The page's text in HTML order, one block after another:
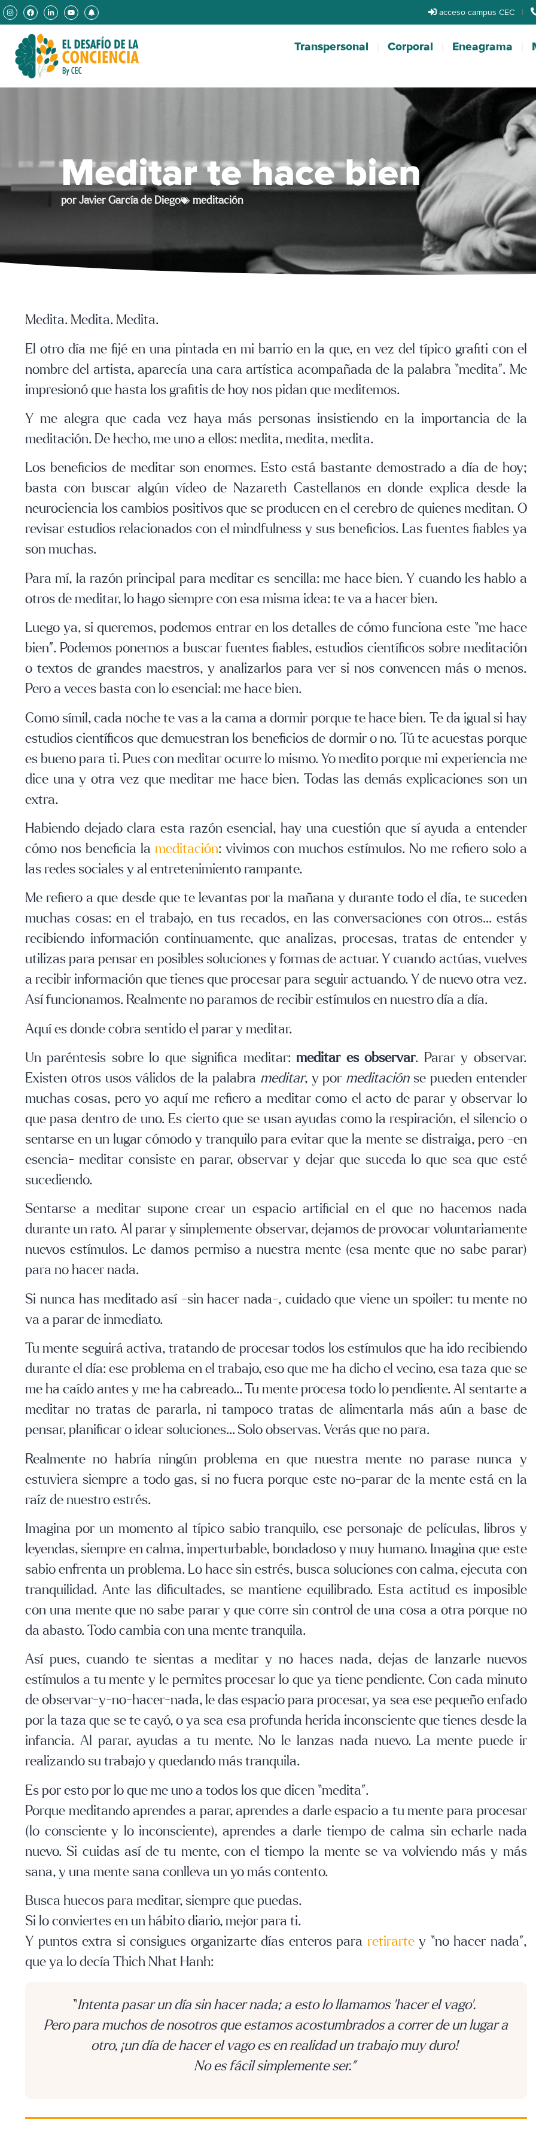
acceso campus CEC |
Transpersonal Corporal Eneagrama
Meditar te hace bien
por Javier García de Diego meditación
Medita. Medita. Medita.
El otro día me fijé en una pintada en mi barrio en la que, en vez del típico grafiti con el
nombre del artista, aparecía una cara artística acompañada de la palabra “medita”. Me
impresionó que hasta los grafitis de hoy nos pidan que meditemos.
Y me alegra que cada vez haya más personas insistiendo en la importancia de la
meditación. De hecho, me uno a ellos: medita, medita, medita.
Los beneficios de meditar son enormes. Esto está bastante demostrado a día de hoy;
basta con buscar algún vídeo de Nazareth Castellanos en donde explica desde la
neurociencia los cambios positivos que se producen en el cerebro de quienes meditan. O
revisar estudios relacionados con el mindfulness y sus beneficios. Las fuentes fiables ya
son muchas.
Para mí, la razón principal para meditar es sencilla: me hace bien. Y cuando les hablo a
otros de meditar, lo hago siempre con esa misma idea: te va a hacer bien.
Luego ya, si queremos, podemos entrar en los detalles de cómo funciona este “me hace
bien”. Podemos ponernos a buscar fuentes fiables, estudios científicos sobre meditación
o textos de grandes maestros, y analizarlos para ver si nos convencen más o menos.
Pero a veces basta con lo esencial: me hace bien.
Como símil, cada noche te vas a la cama a dormir porque te hace bien. Te da igual si hay
estudios científicos que demuestran los beneficios de dormir o no. Tú te acuestas porque
es bueno para ti. Pues con meditar ocurre lo mismo. Yo medito porque mi experiencia me
dice una y otra vez que meditar me hace bien. Todas las demás explicaciones son un
extra.
Habiendo dejado clara esta razón esencial, hay una cuestión que sí ayuda a entender
cómo nos beneficia la meditación: vivimos con muchos estímulos. No me refiero solo a
las redes sociales y al entretenimiento rampante.
Me refiero a que desde que te levantas por la mañana y durante todo el día, te suceden
muchas cosas: en el trabajo, en tus recados, en las conversaciones con otros… estás
recibiendo información continuamente, que analizas, procesas, tratas de entender y
utilizas para pensar en posibles soluciones y formas de actuar. Y cuando actúas, vuelves
a recibir información que tienes que procesar para seguir actuando. Y de nuevo otra vez.
Así funcionamos. Realmente no paramos de recibir estímulos en nuestro día a día.
Aquí es donde cobra sentido el parar y meditar.
Un paréntesis sobre lo que significa meditar: meditar es observar. Parar y observar.
Existen otros usos válidos de la palabra meditar, y por meditaciónse pueden entender
muchas cosas, pero yo aquí me refiero a meditar como el acto de parar y observar lo
que pasa dentro de uno. Es cierto que se usan ayudas como la respiración, el silencio o
sentarse en un lugar cómodo y tranquilo para evitar que la mente se distraiga, pero -en
esencia- meditar consiste en parar, observar y dejar que suceda lo que sea que esté
sucediendo.
Sentarse a meditar supone crear un espacio artificial en el que no hacemos nada
durante un rato. Al parar y simplemente observar, dejamos de provocar voluntariamente
nuevos estímulos. Le damos permiso a nuestra mente (esa mente que no sabe parar)
para no hacer nada.
Si nunca has meditado así -sin hacer nada-, cuidado que viene un spoiler: tu mente no
va a parar de inmediato.
Tu mente seguirá activa, tratando de procesar todos los estímulos que ha ido recibiendo
durante el día:ese problema en el trabajo, eso que me ha dicho el vecino, esa taza que se
me ha caído antes y me ha cabreado… Tu mente procesa todo lo pendiente. Al sentarte a
meditar no tratas de pararla, ni tampoco tratas de alimentarla más aún a base de
pensar, planificar o idear soluciones… Solo observas. Verás que no para.
Realmente no habría ningún problema en que nuestra mente no parase nunca y
estuviera siempre a todo gas, si no fuera porque este no-parar de la mente está en la
raíz de nuestro estrés.
Imagina por un momento al típico sabio tranquilo, ese personaje de películas, libros y
leyendas, siempre en calma, imperturbable, bondadoso y muy humano. Imagina que este
sabio enfrenta un problema. Lo hace sin estrés, busca soluciones con calma, ejecuta con
tranquilidad. Ante las dificultades, se mantiene equilibrado. Esta actitud es imposible
con una mente que no sabe parar y que corre sin control de una cosa a otra porque no
da abasto. Todo cambia con una mente tranquila.
Así pues, cuando te sientas a meditar y no haces nada, dejas de lanzarle nuevos
estímulos a tu mente y le permites procesar lo que ya tiene pendiente. Con cada minuto
de observar-y-no-hacer-nada, le das espacio para procesar, ya sea ese pequeño enfado
por la taza que se te cayó, o ya sea esa profunda herida inconsciente que tienes desde la
infancia. Al parar, ayudas a tu mente. No le lanzas nada nuevo. La mente puede ir
realizando su trabajo y quedando más tranquila.
Es por esto por lo que me uno a todos los que dicen “medita”.
Porque meditando aprendes a parar, aprendes a darle espacio a tu mente para procesar
(lo consciente y lo inconsciente), aprendes a darle tiempo de calma sin echarle nada
nuevo. Si cuidas así de tu mente, con el tiempo la mente se va volviendo más y más
sana, y una mente sana conlleva un yo más contento.
Busca huecos para meditar, siempre que puedas.
Si lo conviertes en un hábito diario, mejor para ti.
Y puntos extra si consigues organizarte días enteros para retirartey “no hacer nada”,
que ya lo decía Thich Nhat Hanh:
“Intenta pasar un día sin hacer nada; a esto lo llamamos ‘hacer el vago’.
Pero para muchos de nosotros que estamos acostumbrados a correr de un lugar a
otro, ¡un día de hacer el vago es en realidad un trabajo muy duro!
No es fácil simplemente ser.”